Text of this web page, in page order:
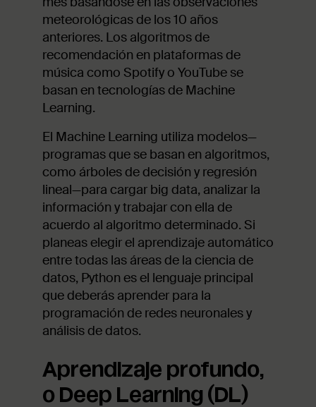
meteorológicas de los 10 años
anteriores. Los algoritmos de
recomendación en plataformas de
música como Spotify o YouTube se
basan en tecnologías de Machine
Learning.
El Machine Learning utiliza modelos—
programas que se basan en algoritmos,
como árboles de decisión y regresión
lineal—para cargar big data, analizar la
información y trabajar con ella de
acuerdo al algoritmo determinado. Si
planeas elegir el aprendizaje automático
entre todas las áreas de la ciencia de
datos, Python es el lenguaje principal
que deberás aprender para la
programación de redes neuronales y
análisis de datos.
Aprendizaje profundo,
o Deep Learning (DL)